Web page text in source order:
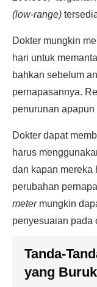
(low-range)
Dokter mungkin
hari untuk
bahkan sebelum
pernapasannya.
penurunan
Dokter dapat
harus
dan kapan mereka
perubahan
metermungkin
penyesuaian pada
Tanda-
yang Buruk